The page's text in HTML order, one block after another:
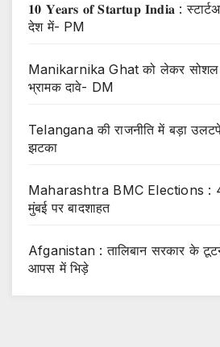
𝟏𝟎 𝐘𝐞𝐚𝐫𝐬 𝐨𝐟 𝐒𝐭𝐚𝐫𝐭𝐮𝐩 𝐈𝐧𝐝𝐢𝐚 :
देश में- PM
Manikarnika Ghat को लेकर सोशल
भ्रामक दावे- DM
Telangana की राजनीति में बड़ा
झटका
Maharashtra BMC Elections :
मुंबई पर बादशाहत
Afganistan : तालिबान सरकार के
आपस में भिड़े